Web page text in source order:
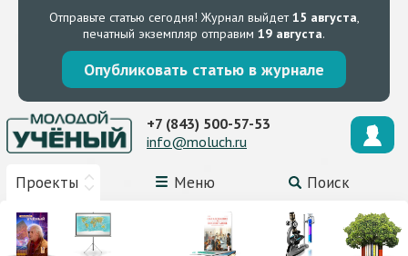
Отправьте статью сегодня! Журнал выйдет15 августа,
печатный экземпляр отправим 19 августа.
Опубликовать статью в журнале
Проекты Меню Поиск
+7 (843) 500-57-53
info@moluch.ru